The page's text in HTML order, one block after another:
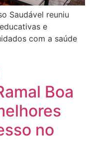
Saudável reuniu
e
com a saúde
Boa
no